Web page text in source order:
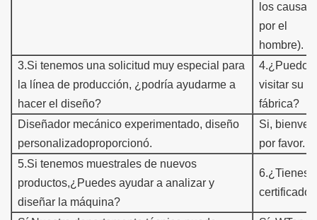
los
por el
hombre).
3.Si tenemos una solicitud muy especial para
la línea de producción, ¿podría ayudarme a
hacer el diseño?
4.¿Puedo
visitar su
fábrica?
Diseñador mecánico experimentado, diseño
personalizadoproporcionó.
Si,
por favor.
5.Si tenemos muestra les de nuevos
productos,¿Puedes ayudar a analizar y
diseñar la máquina?
6.¿Tienes
certificado?